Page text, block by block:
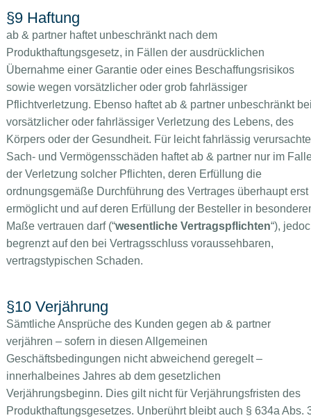
§9 Haftung
ab & partner haftet unbeschränkt nach dem
Produkthaftungsgesetz, in Fällen der ausdrücklichen
Übernahme einer Garantie oder eines Beschaffungsrisikos
sowie wegen vorsätzlicher oder grob fahrlässiger
Pflichtverletzung. Ebenso haftet ab & partner unbeschränkt
vorsätzlicher oder fahrlässiger Verletzung des Lebens, des
Körpers oder der Gesundheit. Für leicht fahrlässig verursachte
Sach- und Vermögensschäden haftet ab & partner nur im
der Verletzung solcher Pflichten, deren Erfüllung die
ordnungsgemäße Durchführung des Vertrages überhaupt erst
ermöglicht und auf deren Erfüllung der Besteller in
Maße vertrauen darf (“wesentliche Vertragspflichten“),
begrenzt auf den bei Vertragsschluss voraussehbaren,
vertragstypischen Schaden.
§10 Verjährung
Sämtliche Ansprüche des Kunden gegen ab & partner
verjähren – sofern in diesen Allgemeinen
Geschäftsbedingungen nicht abweichend geregelt –
innerhalbeines Jahres ab dem gesetzlichen
Verjährungsbeginn. Dies gilt nicht für Verjährungsfristen des
Produkthaftungsgesetzes. Unberührt bleibt auch § 634a Abs.